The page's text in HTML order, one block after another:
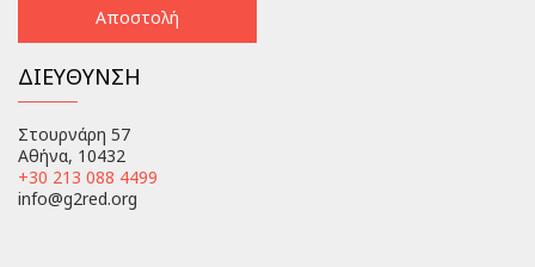
ΔΙΕΥΘΥΝΣΗ
Στουρνάρη 57
Αθήνα, 10432
+30 213 088 4499
info@g2red.org